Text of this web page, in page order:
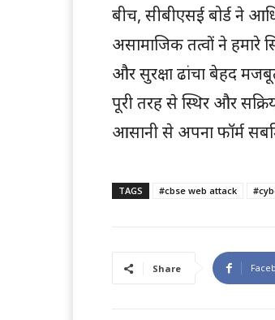
बीच, सीबीएसई बोर्ड ने
असामाजिक तत्वों ने हमारे
और सुरक्षा ढांचा बेहद
पूरी तरह से स्थिर और
आसानी से अपना फॉर्म
TAGS #cbse web attack
Share